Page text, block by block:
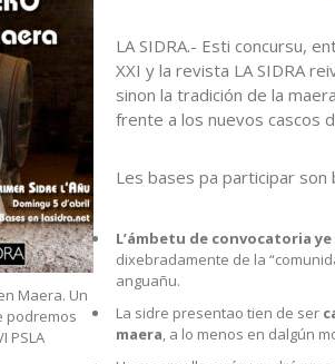
Maera. Un
podremos
PSLA
LA SIDRA.- Esti concursu,
XXI y la revista LA SIDRA
sinon la tradición de la
frente a los nuevos cascos
Les bases pa participar son
L’ámbetu de convocatoria
dixebradamente de la
anguañu.
La sidre presentao tien de ser
maera, a lo menos en dalgún